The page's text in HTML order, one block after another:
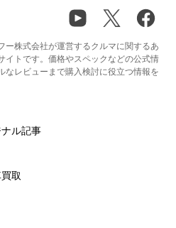
ー株式会社が運営するクルマに関するあ
イトです。価格やスペックなどの公式情
なレビューまで購入検討に役立つ情報を
ル記事
取